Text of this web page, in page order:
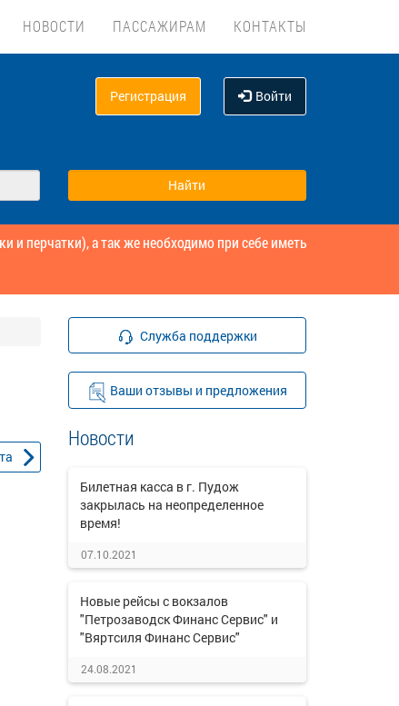
НОВОСТИ ПАССАЖИРАМ КОНТАКТЫ
Регистрация Войти
перчатки), а так же необходимо при себе иметь
Служба поддержки
Ваши отзывы и предложения
Новости
Билетная касса в г. Пудож
закрылась на неопределенное
время!
07.10.2021
Новые рейсы с вокзалов
"Петрозаводск Финанс Сервис" и
"Вяртсиля Финанс Сервис"
24.08.2021